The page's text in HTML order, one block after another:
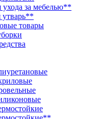
ухода за мебелью**
утварь**
товары